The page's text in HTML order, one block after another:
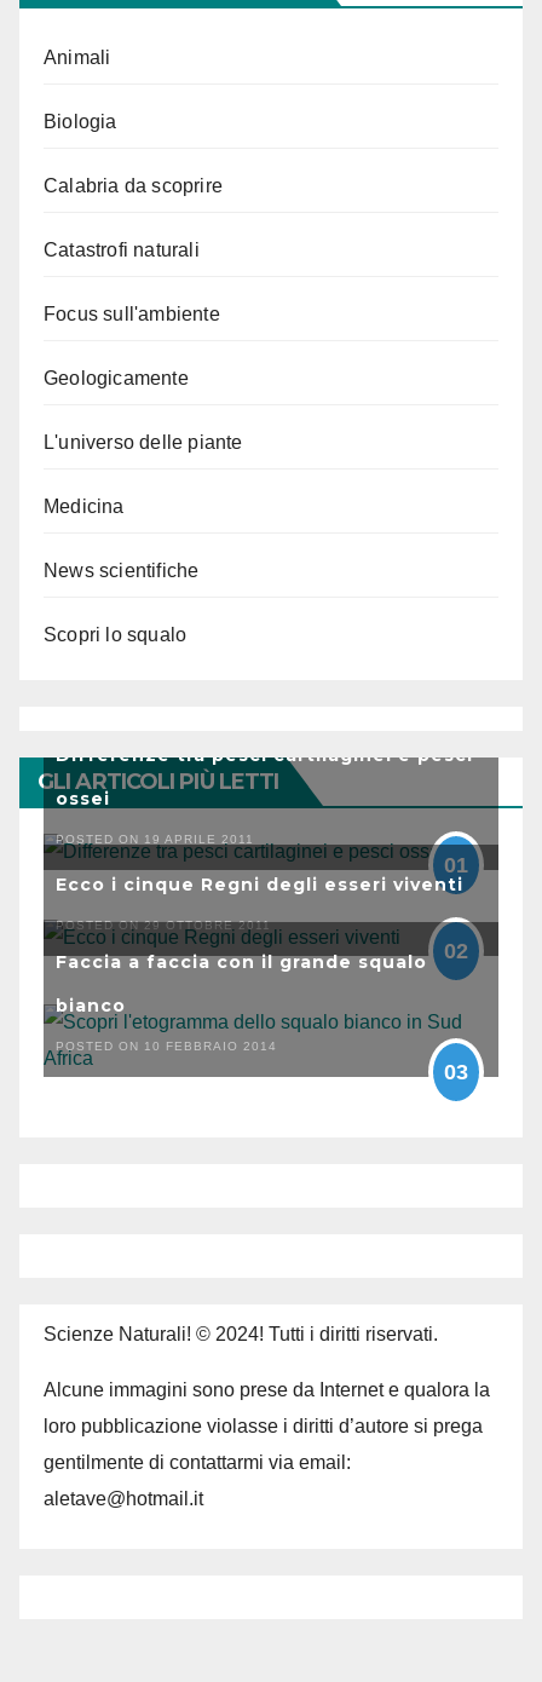
Animali
Biologia
Calabria da scoprire
Catastrofi naturali
Focus sull'ambiente
Geologicamente
L'universo delle piante
Medicina
News scientifiche
Scopri lo squalo
GLI ARTICOLI PIÙ LETTI
Differenze tra pesci cartilaginei e pesci
ossei
POSTED ON 19 APRILE 2011
01
Ecco i cinque Regni degli esseri viventi
POSTED ON 29 OTTOBRE 2011
02
Faccia a faccia con il grande squalo
bianco
POSTED ON 10 FEBBRAIO 2014
03
Scienze Naturali! © 2024! Tutti i diritti riservati.
Alcune immagini sono prese da Internet e qualora la
loro pubblicazione violasse i diritti d’autore si prega
gentilmente di contattarmi via email:
aletave@hotmail.it